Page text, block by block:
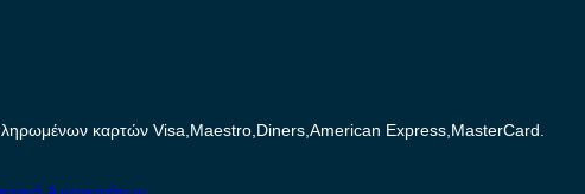
καρτών Visa,Maestro,Diners,American Express,MasterCard.